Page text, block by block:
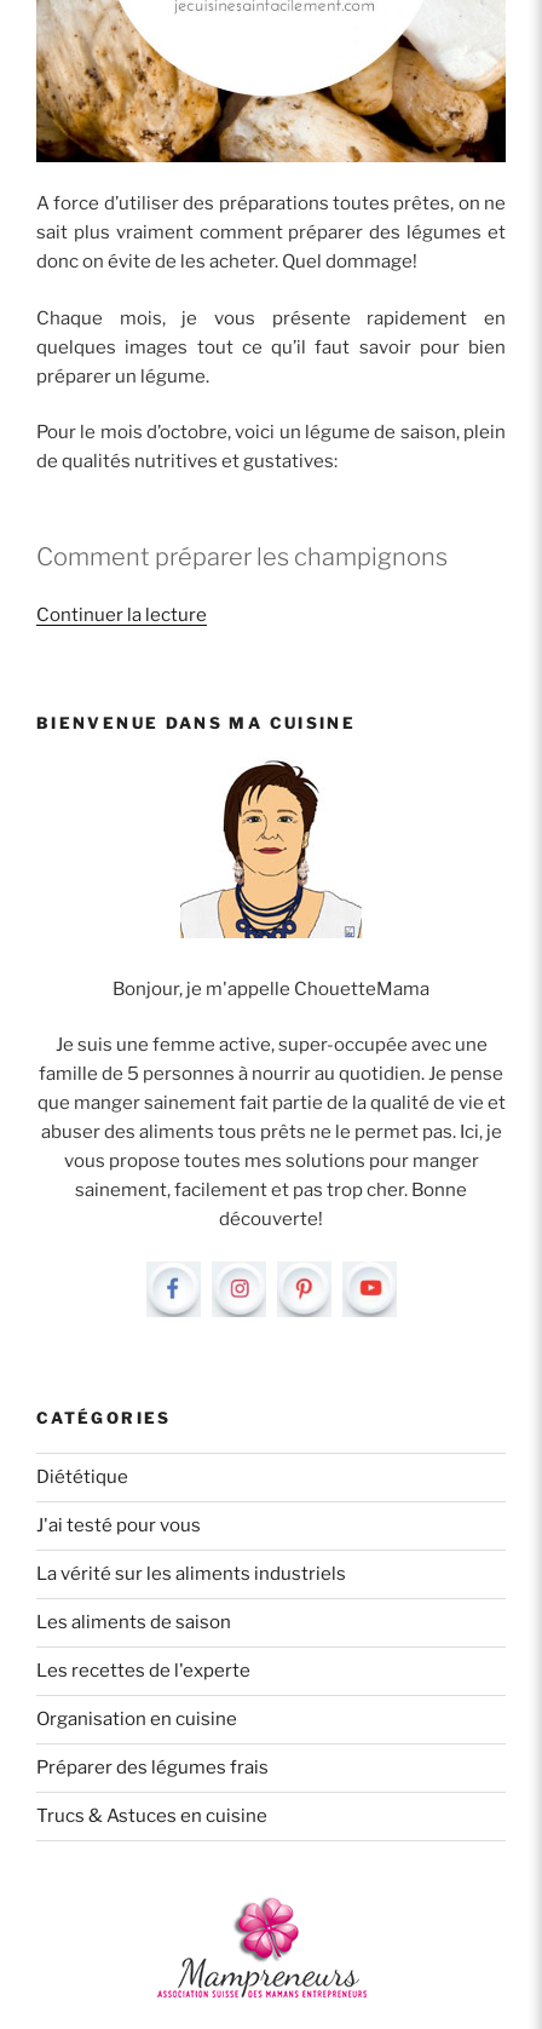
A force d’utiliser des préparations toutes prêtes, on ne
sait plus vraiment comment préparer des légumes et
donc on évite de les acheter. Quel dommage!
Chaque mois, je vous présente rapidement en
quelques images tout ce qu’il faut savoir pour bien
préparer un légume.
Pour le mois d’octobre, voici un légume de saison, plein
de qualités nutritives et gustatives:
Comment préparer les champignons
Continuer la lecture
champignons? »
BIENVENUE DANS MA CUISINE
Bonjour, je m'appelle ChouetteMama
Je suis une femme active, super-occupée avec une
famille de 5 personnes à nourrir au quotidien. Je pense
que manger sainement fait partie de la qualité de vie et
abuser des aliments tous prêts ne le permet pas. Ici, je
vous propose toutes mes solutions pour manger
sainement, facilement et pas trop cher. Bonne
découverte!
CATÉGORIES
Diététique
J'ai testé pour vous
La vérité sur les aliments industriels
Les aliments de saison
Les recettes de l'experte
Organisation en cuisine
Préparer des légumes frais
Trucs & Astuces en cuisine